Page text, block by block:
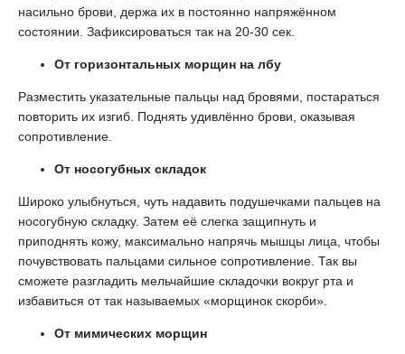
насильно брови, держа их в постоянно напряжённом
состоянии. Зафиксироваться так на 20-30 сек.
От горизонтальных морщин на лбу
Разместить указательные пальцы над бровями, постараться
повторить их изгиб. Поднять удивлённо брови, оказывая
сопротивление.
От носогубных складок
Широко улыбнуться, чуть надавить подушечками пальцев на
носогубную складку. Затем её слегка защипнуть и
приподнять кожу, максимально напрячь мышцы лица, чтобы
почувствовать пальцами сильное сопротивление. Так вы
сможете разгладить мельчайшие складочки вокруг рта и
избавиться от так называемых «морщинок скорби».
От мимических морщин